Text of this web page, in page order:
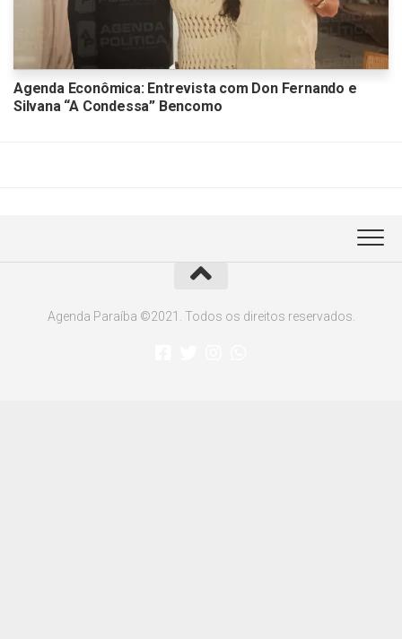
Agenda Econômica: Entrevista com Don Fernando e
Silvana “A Condessa” Bencomo
Agenda Paraíba ©2021. Todos os direitos reservados.